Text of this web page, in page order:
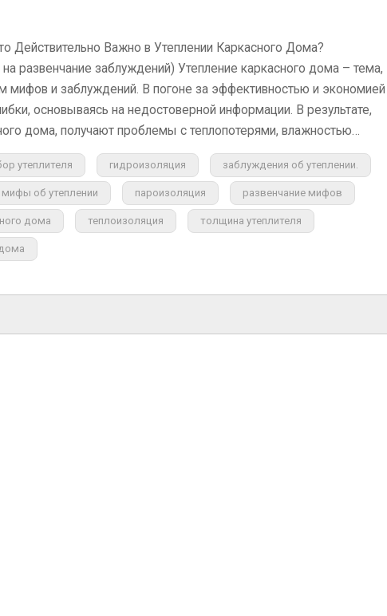
Действительно Важно в Утеплении Каркасного Дома?
развенчание заблуждений) Утепление каркасного дома – тема,
мифов и заблуждений. В погоне за эффективностью и экономией
основываясь на недостоверной информации. В результате,
дома, получают проблемы с теплопотерями, влажностью…
утеплителя гидроизоляция заблуждения об утеплении.
мифы об утеплении пароизоляция развенчание мифов
дома теплоизоляция толщина утеплителя